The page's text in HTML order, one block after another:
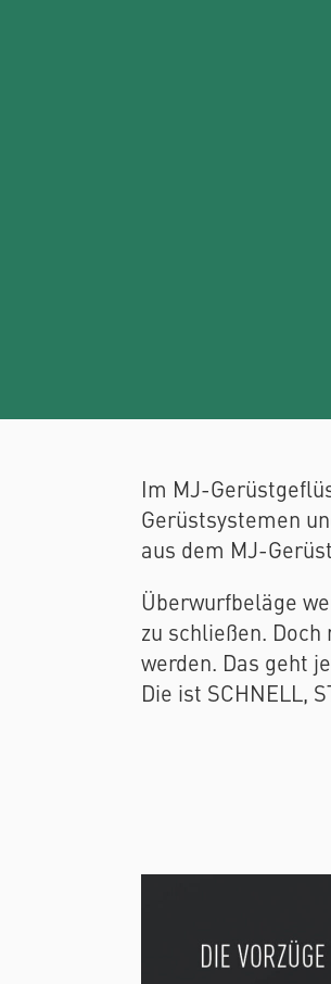
Im MJ-
Gerüstsystemen
aus dem MJ-
Überwurfbeläge
zu schließen.
werden. Das geht
Die ist SCHNELL,